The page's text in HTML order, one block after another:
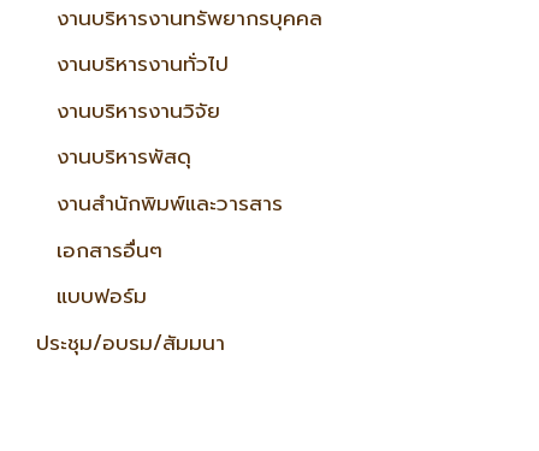
งานบริหารงานทรัพยากรบุคคล
งานบริหารงานทั่วไป
งานบริหารงานวิจัย
งานบริหารพัสดุ
งานสำนักพิมพ์และวารสาร
เอกสารอื่นๆ
แบบฟอร์ม
ประชุม/อบรม/สัมมนา